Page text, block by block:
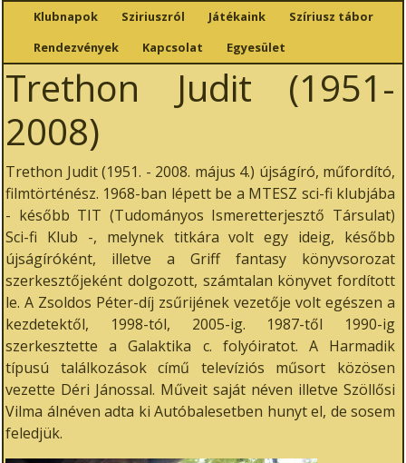
Klubnapok Sziriuszról Játékaink
Szíriusz tábor
Rendezvények
Kapcsolat Egyesület
Trethon Judit (1951-
2008)
Trethon Judit (1951. - 2008. május 4.) újságíró, műfordító,
filmtörténész. 1968-ban lépett be a MTESZ sci-fi klubjába
- később TIT (Tudományos Ismeretterjesztő Társulat)
Sci-fi Klub -, melynek titkára volt egy ideig, később
újságíróként, illetve a Griff fantasy könyvsorozat
szerkesztőjeként dolgozott, számtalan könyvet fordított
le. A Zsoldos Péter-díj zsűrijének vezetője volt egészen a
kezdetektől, 1998-tól, 2005-ig. 1987-től 1990-ig
szerkesztette a Galaktika c. folyóiratot. A Harmadik
típusú találkozások című televíziós műsort közösen
vezette Déri Jánossal. Műveit saját néven illetve Szöllősi
Vilma álnéven adta ki Autóbalesetben hunyt el, de sosem
feledjük.